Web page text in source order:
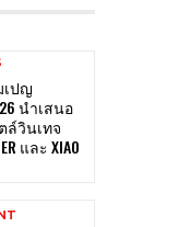
เปญ
นำเสนอ
ล์วินเทจ
และ XIAO